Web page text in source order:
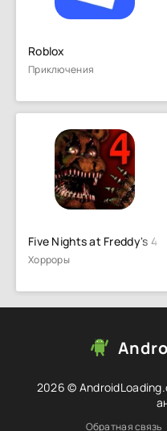
Roblox
Приключения
Five Nights at Freddy's 4
Хорроры
2026 ©
Обратная связь